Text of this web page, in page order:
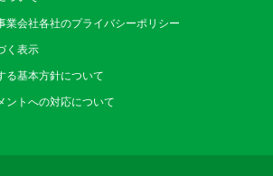
業会社各社のプライバシーポリシー
く表示
る基本方針について
ントへの対応について